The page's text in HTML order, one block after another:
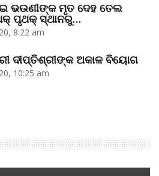
ଭଉଣୀଙ୍କ ମୃତ ଦେହ ତେଲ
ପୃଥକ୍‌ ସ୍ଥାନରୁ…
8:22 am
ଦୀପ୍ତିଶ୍ରୀଙ୍କ ଅକାଳ ବିୟୋଗ
10:25 am